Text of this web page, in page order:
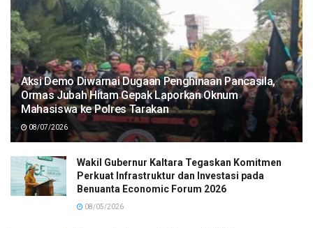
Aksi Demo Diwarnai Dugaan Penghinaan Pancasila,
Ormas Jubah Hitam Gepak Laporkan Oknum
Mahasiswa ke Polres Tarakan
08/07/2026
Wakil Gubernur Kaltara Tegaskan Komitmen
Perkuat Infrastruktur dan Investasi pada
Benuanta Economic Forum 2026
08/05/2026